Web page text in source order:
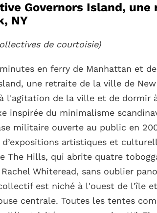
Governors Island, une
NY
de courtoisie)
en ferry de Manhattan et
une retraite de la ville de
l'agitation de la ville et de dormir
inspirée du minimalisme
militaire ouverte au public en
artistiques et
The Hills, qui abrite quatre
Whiteread, sans oublier
est niché à l'ouest de l'île
centrale. Toutes les tentes